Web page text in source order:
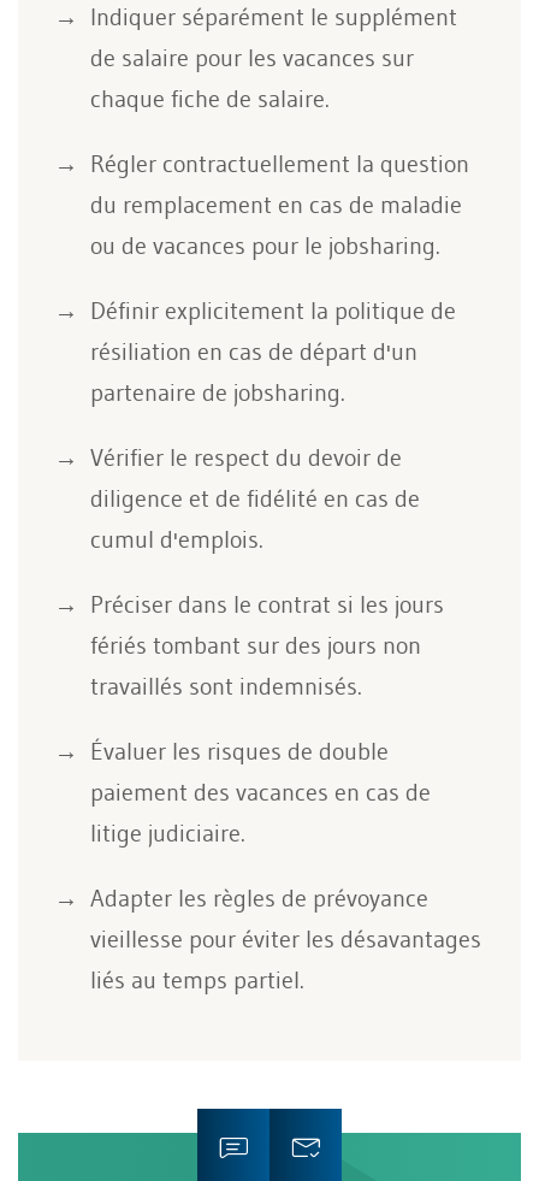
Indiquer séparément le supplément
de salaire pour les vacances sur
chaque fiche de salaire.
Régler contractuellement la question
du remplacement en cas de maladie
ou de vacances pour le jobsharing.
Définir explicitement la politique de
résiliation en cas de départ d'un
partenaire de jobsharing.
Vérifier le respect du devoir de
diligence et de fidélité en cas de
cumul d'emplois.
Préciser dans le contrat si les jours
fériés tombant sur des jours non
travaillés sont indemnisés.
Évaluer les risques de double
paiement des vacances en cas de
litige judiciaire.
Adapter les règles de prévoyance
vieillesse pour éviter les désavantages
liés au temps partiel.